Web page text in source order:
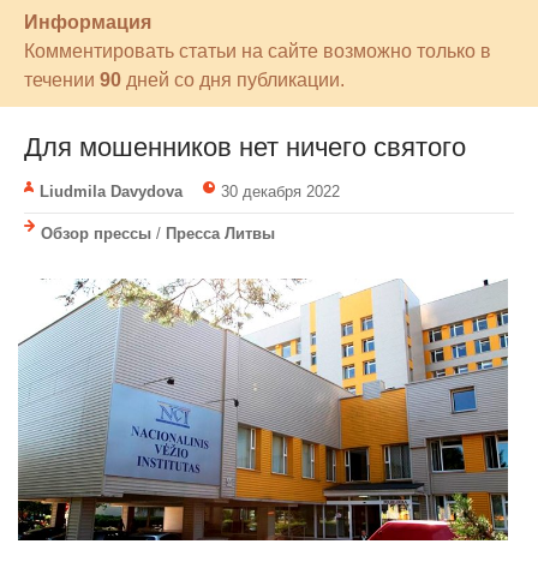
Информация
Комментировать статьи на сайте возможно только в
течении 90 дней со дня публикации.
Для мошенников нет ничего святого
Liudmila Davydova 30 декабря 2022
Обзор прессы / Пресса Литвы